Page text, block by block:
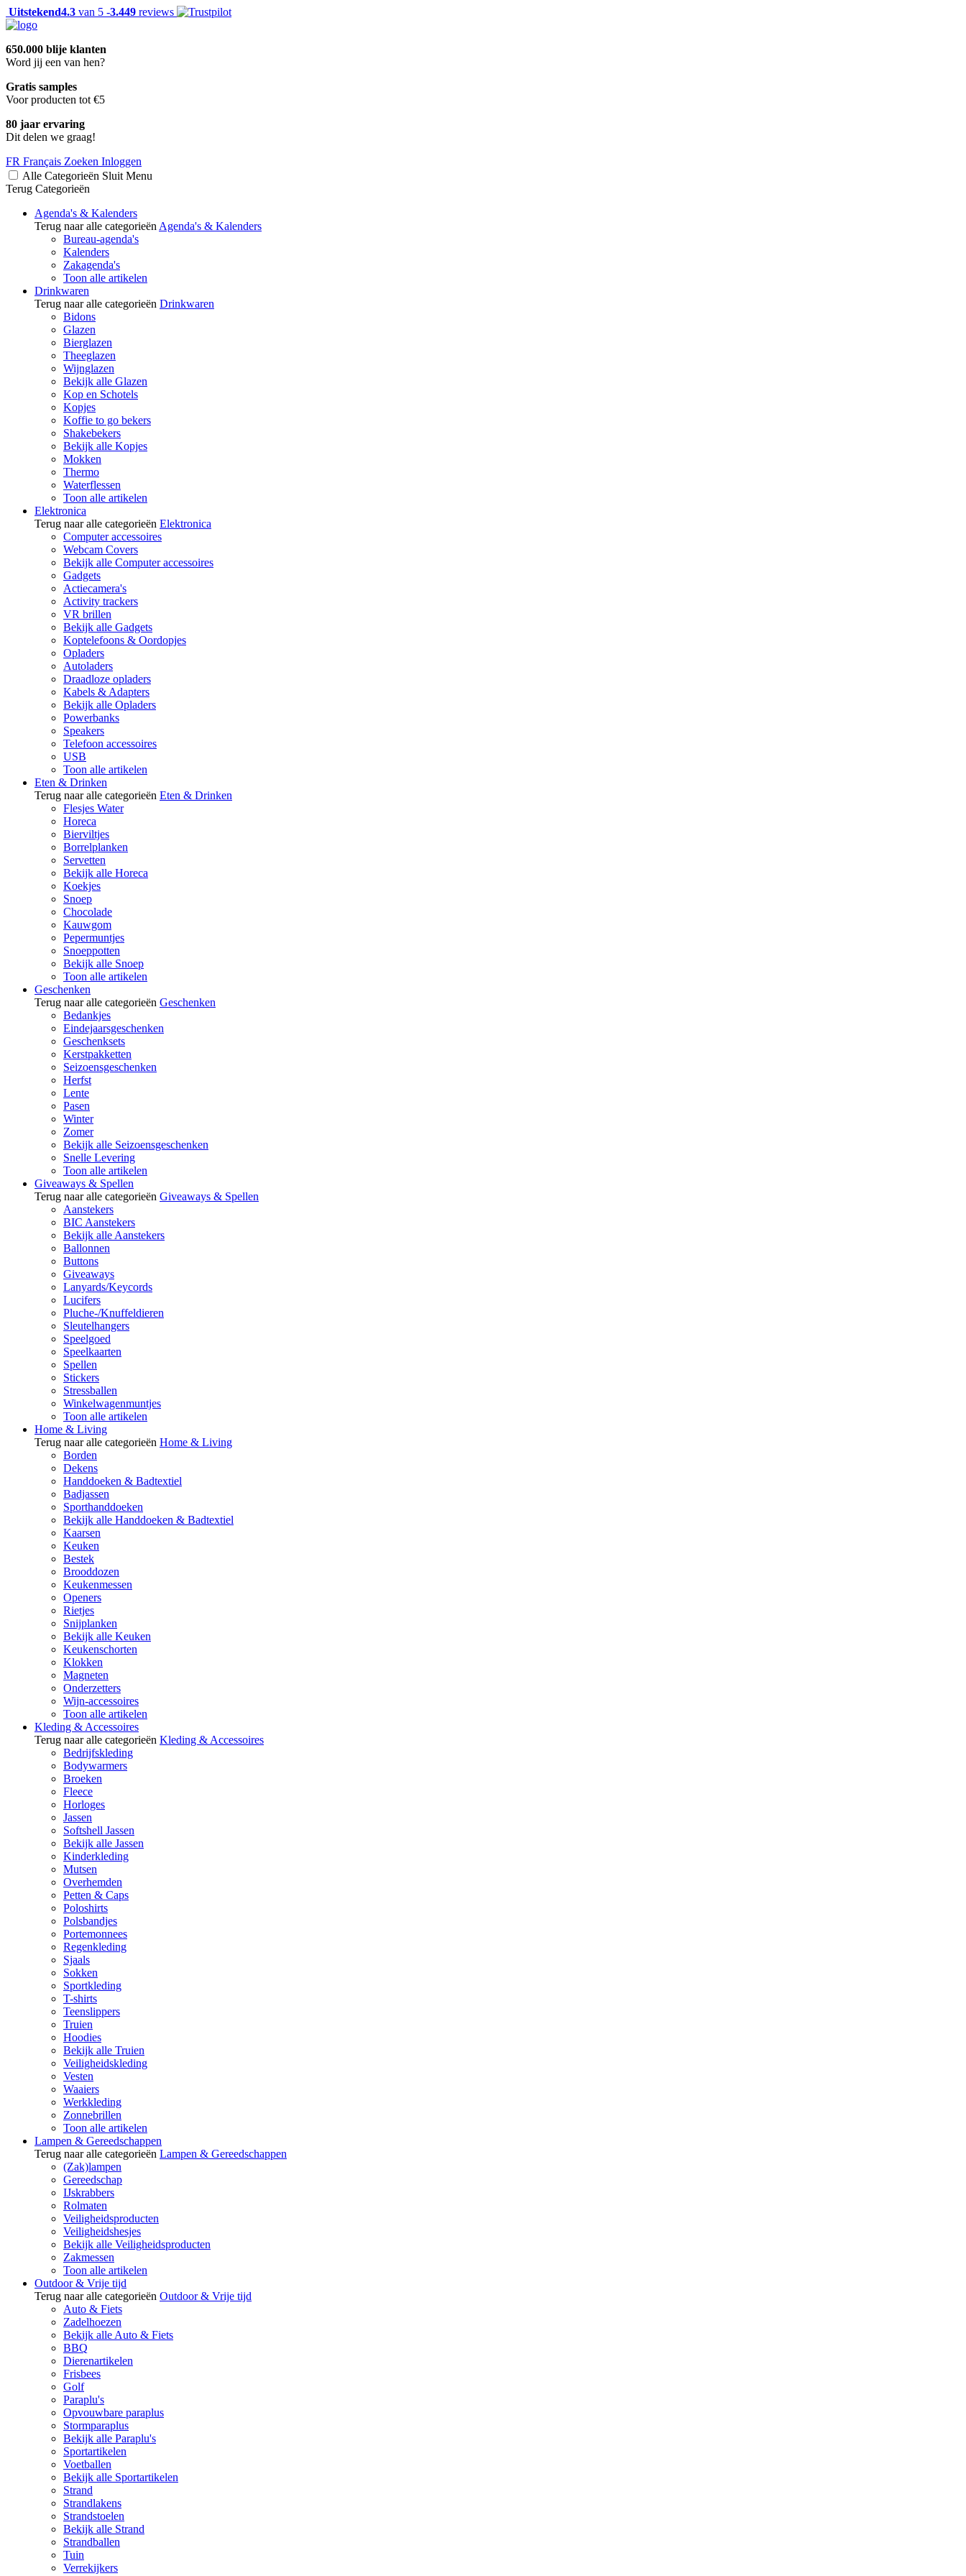
Uitstekend4.3 van 5 -3.449 reviews
650.000 blije klanten
Word jij een van hen?
Gratis samples
Voor producten tot €5
80 jaar ervaring
Dit delen we graag!
FR Français Zoeken Inloggen
Alle Categorieën Sluit Menu
Terug Categorieën
Agenda's & Kalenders
Terug naar alle categorieën Agenda's & Kalenders
Bureau-agenda's
Kalenders
Zakagenda's
Toon alle artikelen
Drinkwaren
Terug naar alle categorieën Drinkwaren
Bidons
Glazen
Bierglazen
Theeglazen
Wijnglazen
Bekijk alle Glazen
Kop en Schotels
Kopjes
Koffie to go bekers
Shakebekers
Bekijk alle Kopjes
Mokken
Thermo
Waterflessen
Toon alle artikelen
Elektronica
Terug naar alle categorieën Elektronica
Computer accessoires
Webcam Covers
Bekijk alle Computer accessoires
Gadgets
Actiecamera's
Activity trackers
VR brillen
Bekijk alle Gadgets
Koptelefoons & Oordopjes
Opladers
Autoladers
Draadloze opladers
Kabels & Adapters
Bekijk alle Opladers
Powerbanks
Speakers
Telefoon accessoires
USB
Toon alle artikelen
Eten & Drinken
Terug naar alle categorieën Eten & Drinken
Flesjes Water
Horeca
Bierviltjes
Borrelplanken
Servetten
Bekijk alle Horeca
Koekjes
Snoep
Chocolade
Kauwgom
Pepermuntjes
Snoeppotten
Bekijk alle Snoep
Toon alle artikelen
Geschenken
Terug naar alle categorieën Geschenken
Bedankjes
Eindejaarsgeschenken
Geschenksets
Kerstpakketten
Seizoensgeschenken
Herfst
Lente
Pasen
Winter
Zomer
Bekijk alle Seizoensgeschenken
Snelle Levering
Toon alle artikelen
Giveaways & Spellen
Terug naar alle categorieën Giveaways & Spellen
Aanstekers
BIC Aanstekers
Bekijk alle Aanstekers
Ballonnen
Buttons
Giveaways
Lanyards/Keycords
Lucifers
Pluche-/Knuffeldieren
Sleutelhangers
Speelgoed
Speelkaarten
Spellen
Stickers
Stressballen
Winkelwagenmuntjes
Toon alle artikelen
Home & Living
Terug naar alle categorieën Home & Living
Borden
Dekens
Handdoeken & Badtextiel
Badjassen
Sporthanddoeken
Bekijk alle Handdoeken & Badtextiel
Kaarsen
Keuken
Bestek
Brooddozen
Keukenmessen
Openers
Rietjes
Snijplanken
Bekijk alle Keuken
Keukenschorten
Klokken
Magneten
Onderzetters
Wijn-accessoires
Toon alle artikelen
Kleding & Accessoires
Terug naar alle categorieën Kleding & Accessoires
Bedrijfskleding
Bodywarmers
Broeken
Fleece
Horloges
Jassen
Softshell Jassen
Bekijk alle Jassen
Kinderkleding
Mutsen
Overhemden
Petten & Caps
Poloshirts
Polsbandjes
Portemonnees
Regenkleding
Sjaals
Sokken
Sportkleding
T-shirts
Teenslippers
Truien
Hoodies
Bekijk alle Truien
Veiligheidskleding
Vesten
Waaiers
Werkkleding
Zonnebrillen
Toon alle artikelen
Lampen & Gereedschappen
Terug naar alle categorieën Lampen & Gereedschappen
(Zak)lampen
Gereedschap
IJskrabbers
Rolmaten
Veiligheidsproducten
Veiligheidshesjes
Bekijk alle Veiligheidsproducten
Zakmessen
Toon alle artikelen
Outdoor & Vrije tijd
Terug naar alle categorieën Outdoor & Vrije tijd
Auto & Fiets
Zadelhoezen
Bekijk alle Auto & Fiets
BBQ
Dierenartikelen
Frisbees
Golf
Paraplu's
Opvouwbare paraplus
Stormparaplus
Bekijk alle Paraplu's
Sportartikelen
Voetballen
Bekijk alle Sportartikelen
Strand
Strandlakens
Strandstoelen
Bekijk alle Strand
Strandballen
Tuin
Verrekijkers